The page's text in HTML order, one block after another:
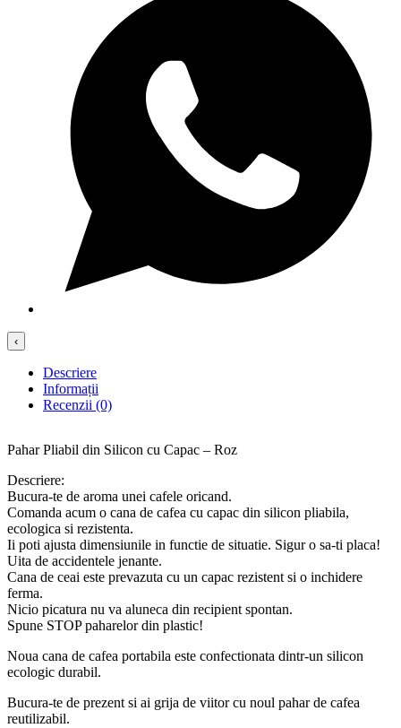
‹
Descriere
Informații
Recenzii (0)
Pahar Pliabil din Silicon cu Capac – Roz
Descriere:
Bucura-te de aroma unei cafele oricand.
Comanda acum o cana de cafea cu capac din silicon pliabila,
ecologica si rezistenta.
Ii poti ajusta dimensiunile in functie de situatie. Sigur o sa-ti placa!
Uita de accidentele jenante.
Cana de ceai este prevazuta cu un capac rezistent si o inchidere
ferma.
Nicio picatura nu va aluneca din recipient spontan.
Spune STOP paharelor din plastic!
Noua cana de cafea portabila este confectionata dintr-un silicon
ecologic durabil.
Bucura-te de prezent si ai grija de viitor cu noul pahar de cafea
reutilizabil.